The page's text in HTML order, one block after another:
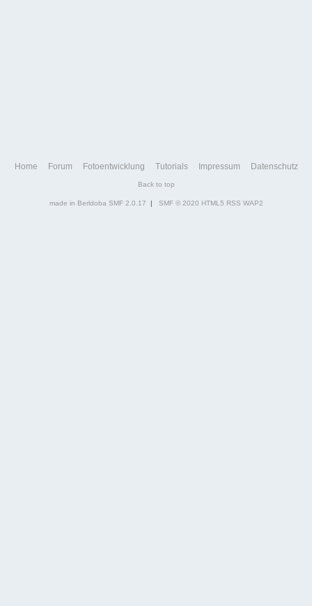
Home Forum Fotoentwicklung Tutorials Impressum Datenschutz
Back to top
made in Berldoba SMF 2.0.17 | SMF © 2020 HTML5 RSS WAP2